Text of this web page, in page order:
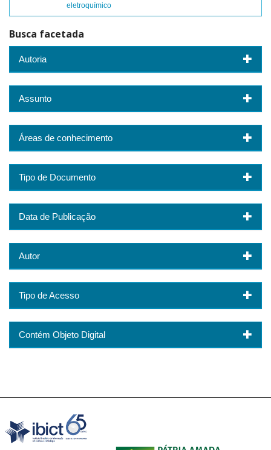
eletroquímico
Busca facetada
Autoria
Assunto
Áreas de conhecimento
Tipo de Documento
Data de Publicação
Autor
Tipo de Acesso
Contém Objeto Digital